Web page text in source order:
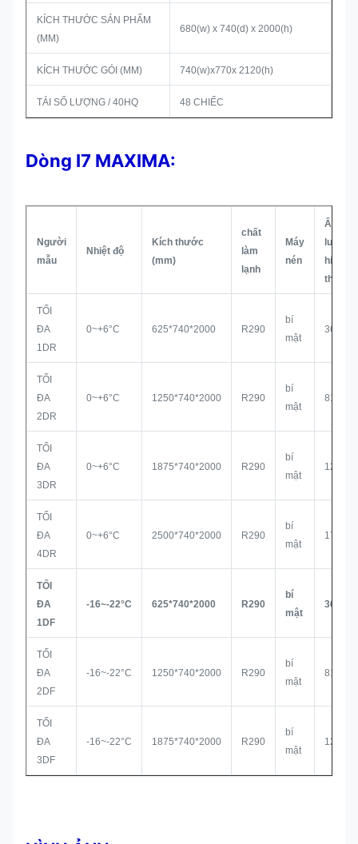
KÍCH THƯỚC SẢN PHẨM
(MM)
680(w) x 740(d) x 2000(h)
KÍCH THƯỚC GÓI (MM) 740(w)x770x 2120(h)
TẢI SỐ LƯỢNG / 40HQ 48 CHIẾC
Dòng I7 MAXIMA:
Người
mẫu
Nhiệt độ
Kích thước
(mm)
chất
làm
lạnh
Máy
nén
Âm
lượng
hiển
thị
TỐI
ĐA
1DR
0~+6°C 625*740*2000 R290
bí
mật
360L
TỐI
ĐA
2DR
0~+6°C 1250*740*2000 R290
bí
mật
810L
TỐI
ĐA
3DR
0~+6°C 1875*740*2000 R290
bí
mật
1260L
TỐI
ĐA
4DR
0~+6°C 2500*740*2000 R290
bí
mật
1700
TỐI
ĐA
1DF
-16~-22°C 625*740*2000 R290
bí
mật
360L
TỐI
ĐA
2DF
-16~-22°C 1250*740*2000 R290
bí
mật
810L
TỐI
ĐA
3DF
-16~-22°C 1875*740*2000 R290
bí
mật
1260L